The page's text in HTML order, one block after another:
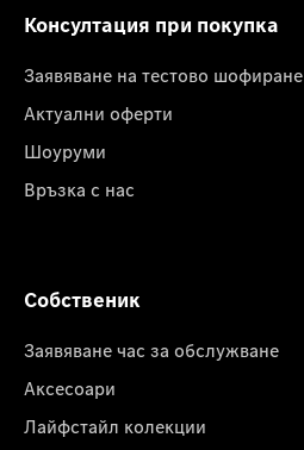
Консултация при покупка
Заявяване на тестово шофиране
Актуални оферти
Шоуруми
Връзка с нас
Собственик
Заявяване час за обслужване
Аксесоари
Лайфстайл колекции